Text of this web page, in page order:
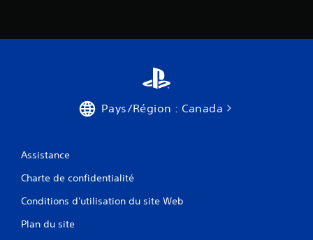
m
e
o
u
Pays/Région : Canada
Assistance
Charte de confidentialité
Conditions d'utilisation du site Web
Plan du site